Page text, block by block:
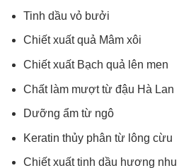
Tinh dầu vỏ bưởi
Chiết xuất quả Mâm xôi
Chiết xuất Bạch quả lên men
Chất làm mượt từ đậu Hà Lan
Dưỡng ẩm từ ngô
Keratin thủy phân từ lông cừu
Chiết xuất tinh dầu hương nhu